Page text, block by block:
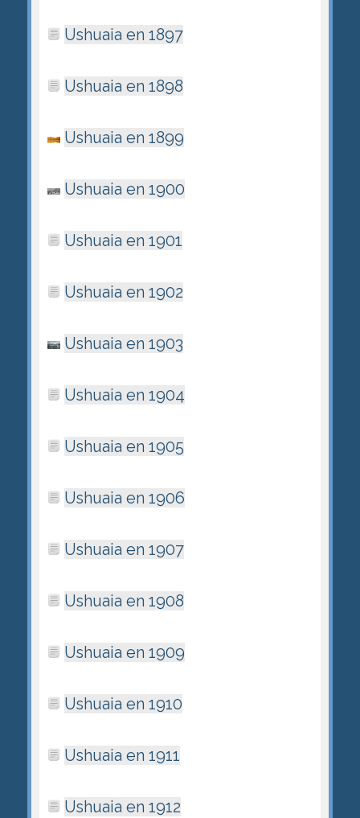
Ushuaia en 1897
Ushuaia en 1898
Ushuaia en 1899
Ushuaia en 1900
Ushuaia en 1901
Ushuaia en 1902
Ushuaia en 1903
Ushuaia en 1904
Ushuaia en 1905
Ushuaia en 1906
Ushuaia en 1907
Ushuaia en 1908
Ushuaia en 1909
Ushuaia en 1910
Ushuaia en 1911
Ushuaia en 1912